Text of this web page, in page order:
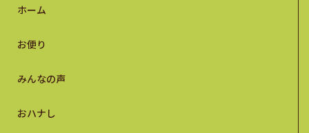
ホーム
お便り
みんなの声
おハナし